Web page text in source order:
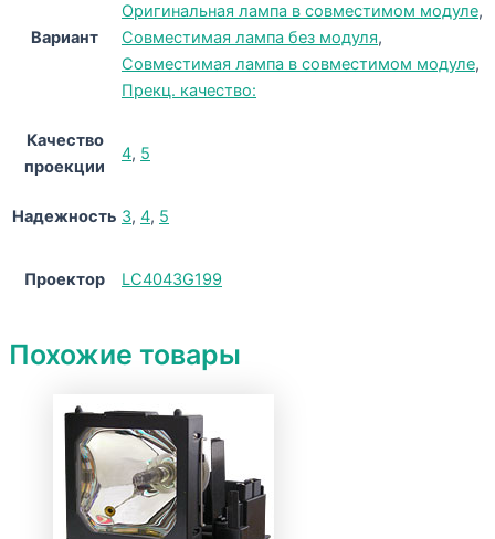
Вариант
Оригинальная лампа в совместимом модуле,
Совместимая лампа без модуля,
Совместимая лампа в совместимом модуле,
Прекц. качество:
Качество
проекции
4, 5
Надежность 3, 4, 5
Проектор LC4043G199
Похожие товары